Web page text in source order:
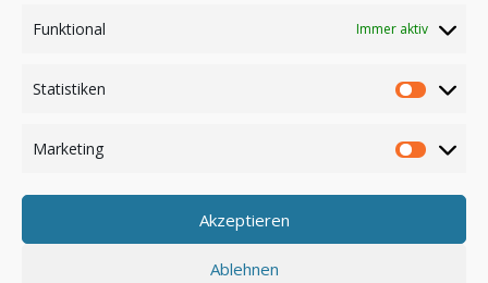
Funktional Immer aktiv
Statistiken
Marketing
Akzeptieren
Ablehnen
Anmelden